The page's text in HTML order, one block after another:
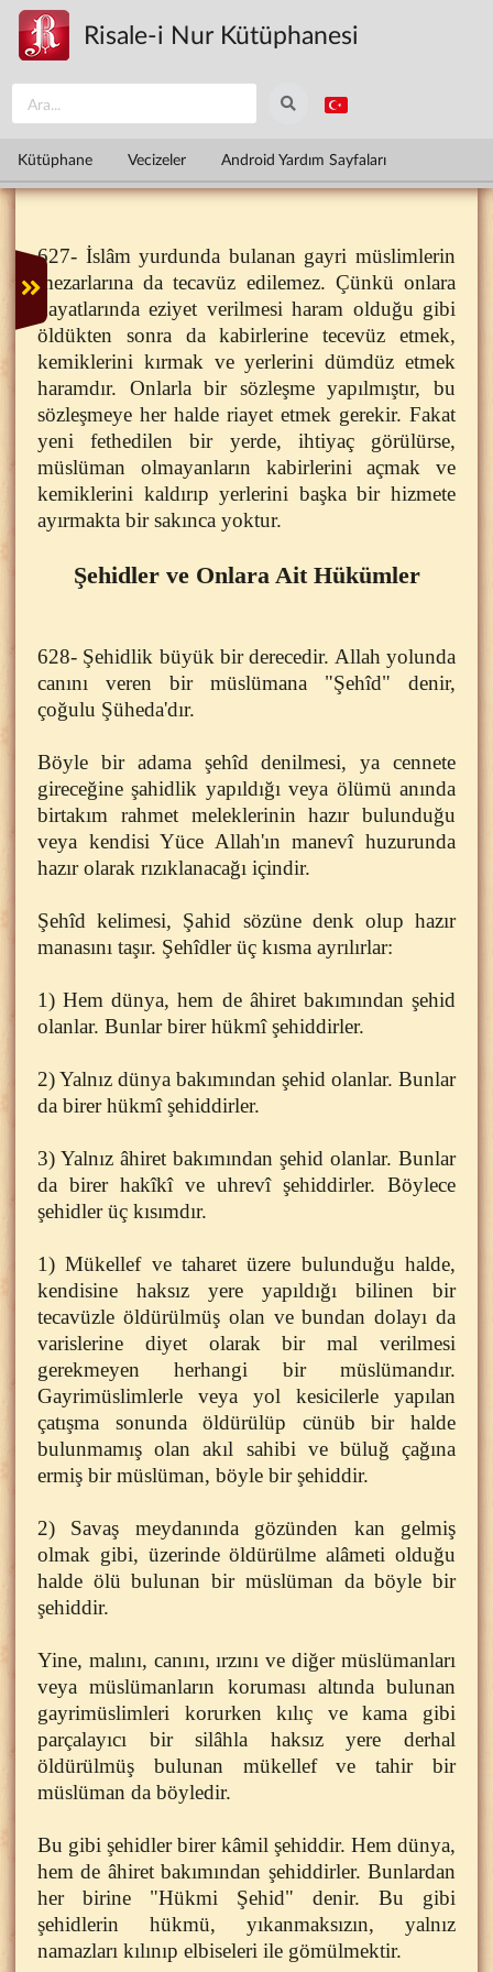
Ana içeriğe atla
Risale-i Nur Kütüphanesi
Kütüphane Vecizeler Android Yardım Sayfaları
627- İslâm yurdunda bulanan gayri müslimlerin
mezarlarına da tecavüz edilemez. Çünkü onlara
hayatlarında eziyet verilmesi haram olduğu gibi
öldükten sonra da kabirlerine tecevüz etmek,
kemiklerini kırmak ve yerlerini dümdüz etmek
haramdır. Onlarla bir sözleşme yapılmıştır, bu
sözleşmeye her halde riayet etmek gerekir. Fakat
yeni fethedilen bir yerde, ihtiyaç görülürse,
müslüman olmayanların kabirlerini açmak ve
kemiklerini kaldırıp yerlerini başka bir hizmete
ayırmakta bir sakınca yoktur.
Şehidler ve Onlara Ait Hükümler
628- Şehidlik büyük bir derecedir. Allah yolunda
canını veren bir müslümana "Şehîd" denir,
çoğulu Şüheda'dır.
Böyle bir adama şehîd denilmesi, ya cennete
gireceğine şahidlik yapıldığı veya ölümü anında
birtakım rahmet meleklerinin hazır bulunduğu
veya kendisi Yüce Allah'ın manevî huzurunda
hazır olarak rızıklanacağı içindir.
Şehîd kelimesi, Şahid sözüne denk olup hazır
manasını taşır. Şehîdler üç kısma ayrılırlar:
1) Hem dünya, hem de âhiret bakımından şehid
olanlar. Bunlar birer hükmî şehiddirler.
2) Yalnız dünya bakımından şehid olanlar. Bunlar
da birer hükmî şehiddirler.
3) Yalnız âhiret bakımından şehid olanlar. Bunlar
da birer hakîkî ve uhrevî şehiddirler. Böylece
şehidler üç kısımdır.
1) Mükellef ve taharet üzere bulunduğu halde,
kendisine haksız yere yapıldığı bilinen bir
tecavüzle öldürülmüş olan ve bundan dolayı da
varislerine diyet olarak bir mal verilmesi
gerekmeyen herhangi bir müslümandır.
Gayrimüslimlerle veya yol kesicilerle yapılan
çatışma sonunda öldürülüp cünüb bir halde
bulunmamış olan akıl sahibi ve büluğ çağına
ermiş bir müslüman, böyle bir şehiddir.
2) Savaş meydanında gözünden kan gelmiş
olmak gibi, üzerinde öldürülme alâmeti olduğu
halde ölü bulunan bir müslüman da böyle bir
şehiddir.
Yine, malını, canını, ırzını ve diğer müslümanları
veya müslümanların koruması altında bulunan
gayrimüslimleri korurken kılıç ve kama gibi
parçalayıcı bir silâhla haksız yere derhal
öldürülmüş bulunan mükellef ve tahir bir
müslüman da böyledir.
Bu gibi şehidler birer kâmil şehiddir. Hem dünya,
hem de âhiret bakımından şehiddirler. Bunlardan
her birine "Hükmi Şehid" denir. Bu gibi
şehidlerin hükmü, yıkanmaksızın, yalnız
namazları kılınıp elbiseleri ile gömülmektir.